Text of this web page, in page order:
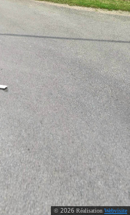
© 2026 Réalisation Webvisite